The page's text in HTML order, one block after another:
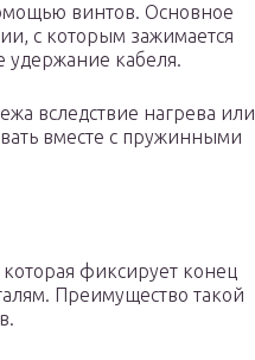
винтов. Основное
с которым зажимается
удержание кабеля.
вследствие нагрева или
вместе с пружинными
фиксирует конец
Преимущество такой